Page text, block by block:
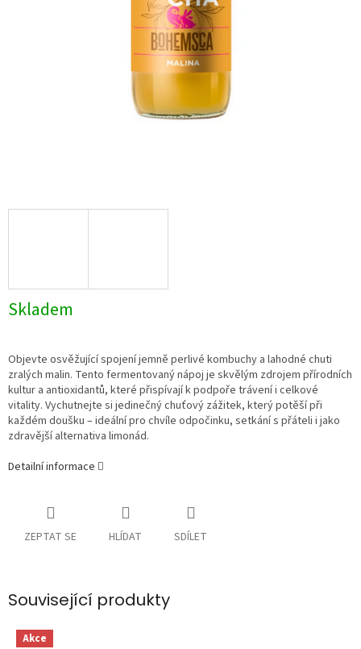
Skladem
Objevte osvěžující spojení jemně perlivé kombuchy a lahodné chuti
zralých malin. Tento fermentovaný nápoj je skvělým zdrojem přírodních
kultur a antioxidantů, které přispívají k podpoře trávení i celkové
vitality. Vychutnejte si jedinečný chuťový zážitek, který potěší při
každém doušku – ideální pro chvíle odpočinku, setkání s přáteli i jako
zdravější alternativa limonád.
Detailní informace
ZEPTAT SE HLÍDAT SDÍLET
Související produkty
Akce